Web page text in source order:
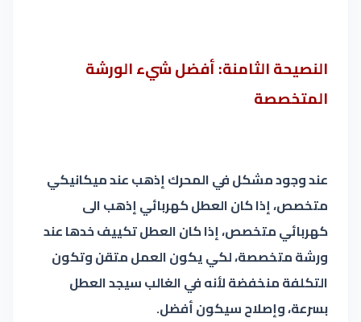
النصيحة الثامنة: أفضل شيء الورشة
المتخصصة
عند وجود مشكل في المحرك إذهب عند ميكانيكي
متخصص، إذا كان العطل كهربائي إذهب الى
كهربائي متخصص، إذا كان العطل تكييف خدها عند
ورشة متخصصة، لكي يكون العمل متقن وتكون
التكلفة منخفضة لأنه في الغالب سيجد العطل
بسرعة، وإصلاح سيكون أفضل.